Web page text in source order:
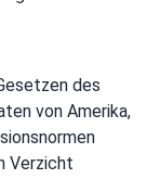
des
von Amerika,
Verzicht